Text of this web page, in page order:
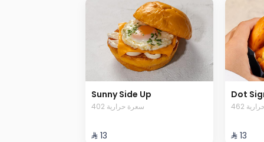
Sunny Side Up
402 سعرة حرارية
⁨⁦‪‬ 13⁩
Dot
⁨⁦‪‬ 13⁩